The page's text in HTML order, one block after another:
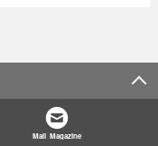
Mail Magazine